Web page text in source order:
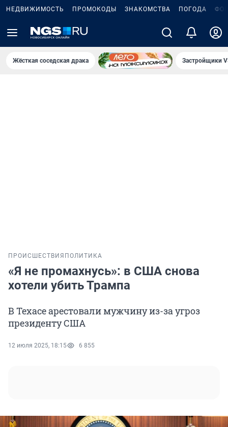
НЕДВИЖИМОСТЬ ПРОМОКОДЫ ЗНАКОМСТВА ПОГОДА
Жёсткая соседская драка Застройщики
ПРОИСШЕСТВИЯ ПОЛИТИКА
«Я не промахнусь»: в США снова
хотели убить Трампа
В Техасе арестовали мужчину из-за угроз
президенту США
12 июля 2025, 18:15 6 855